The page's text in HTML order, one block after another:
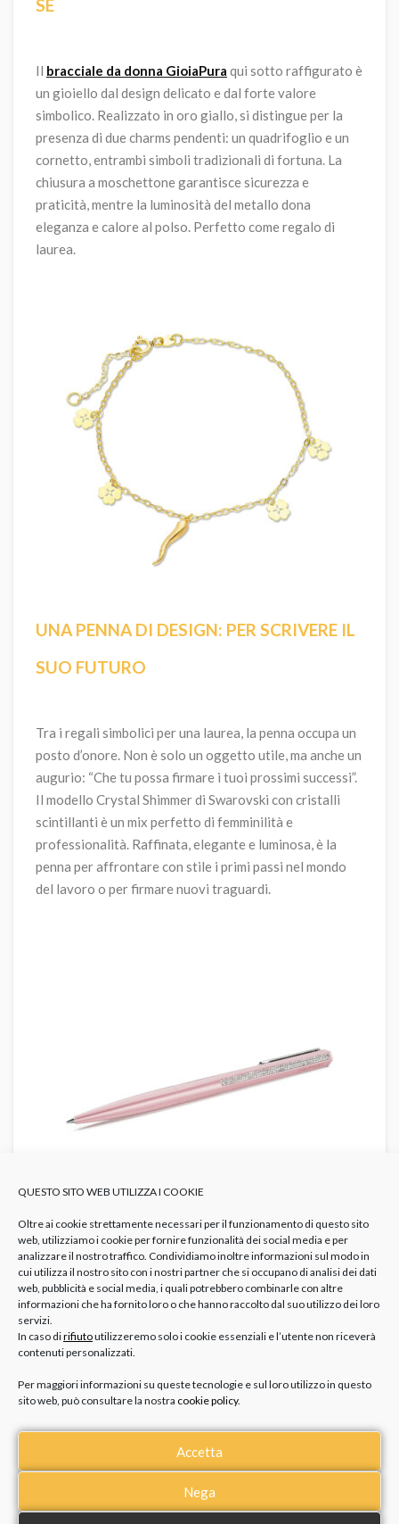
QUESTO SITO WEB UTILIZZA I COOKIE
Oltre ai cookie strettamente necessari per il funzionamento di questo sito
web, utilizziamo i cookie per fornire funzionalità dei social media e per
analizzare il nostro traffico. Condividiamo inoltre informazioni sul modo in
cui utilizza il nostro sito con i nostri partner che si occupano di analisi dei dati
web, pubblicità e social media, i quali potrebbero combinarle con altre
informazioni che ha fornito loro o che hanno raccolto dal suo utilizzo dei loro
servizi.
In caso dirifiutoutilizzeremo solo i cookie essenziali e l’utente non riceverà
contenuti personalizzati.
Per maggiori informazioni su queste tecnologie e sul loro utilizzo in questo
sito web, può consultare la nostra cookie policy.
Accetta
Nega
SÉ
Il bracciale da donna GioiaPura qui sotto raffigurato è
un gioiello dal design delicato e dal forte valore
simbolico. Realizzato in oro giallo, si distingue per la
presenza di due charms pendenti: un quadrifoglio e un
cornetto, entrambi simboli tradizionali di fortuna. La
chiusura a moschettone garantisce sicurezza e
praticità, mentre la luminosità del metallo dona
eleganza e calore al polso. Perfetto come regalo di
laurea.
UNA PENNA DI DESIGN: PER SCRIVERE IL
SUO FUTURO
Tra i regali simbolici per una laurea, la penna occupa un
posto d’onore. Non è solo un oggetto utile, ma anche un
augurio: “Che tu possa firmare i tuoi prossimi successi”.
Il modello Crystal Shimmer di Swarovski con cristalli
scintillanti è un mix perfetto di femminilità e
professionalità. Raffinata, elegante e luminosa, è la
penna per affrontare con stile i primi passi nel mondo
del lavoro o per firmare nuovi traguardi.
COLLANA DOTTORESSA DA
PERSONALIZZARE
significato e delicatezza, la collana dedicata alla
simboliche, la rende un gioiello ricco di valore emotivo,
perfetto per accompagnare questo traguardo
importante. Prima di sceglierla, può essere utile